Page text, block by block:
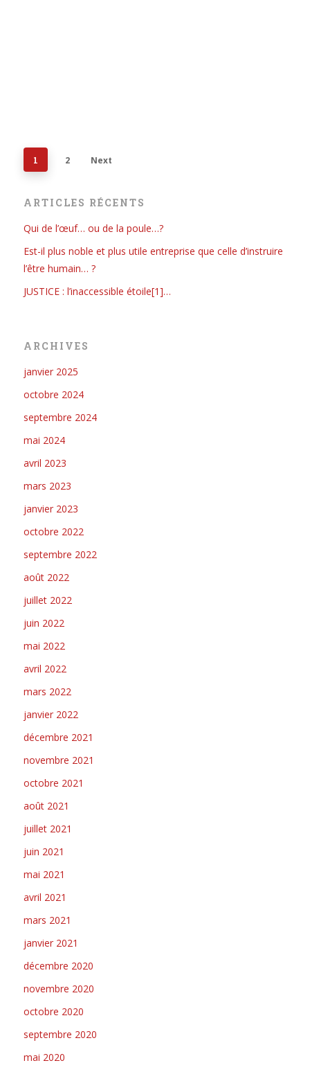
1 2 Next
ARTICLES RÉCENTS
Qui de l’œuf… ou de la poule…?
Est-il plus noble et plus utile entreprise que celle d’instruire
l’être humain… ?
JUSTICE : l’inaccessible étoile[1]…
ARCHIVES
janvier 2025
octobre 2024
septembre 2024
mai 2024
avril 2023
mars 2023
janvier 2023
octobre 2022
septembre 2022
août 2022
juillet 2022
juin 2022
mai 2022
avril 2022
mars 2022
janvier 2022
décembre 2021
novembre 2021
octobre 2021
août 2021
juillet 2021
juin 2021
mai 2021
avril 2021
mars 2021
janvier 2021
décembre 2020
novembre 2020
octobre 2020
septembre 2020
mai 2020